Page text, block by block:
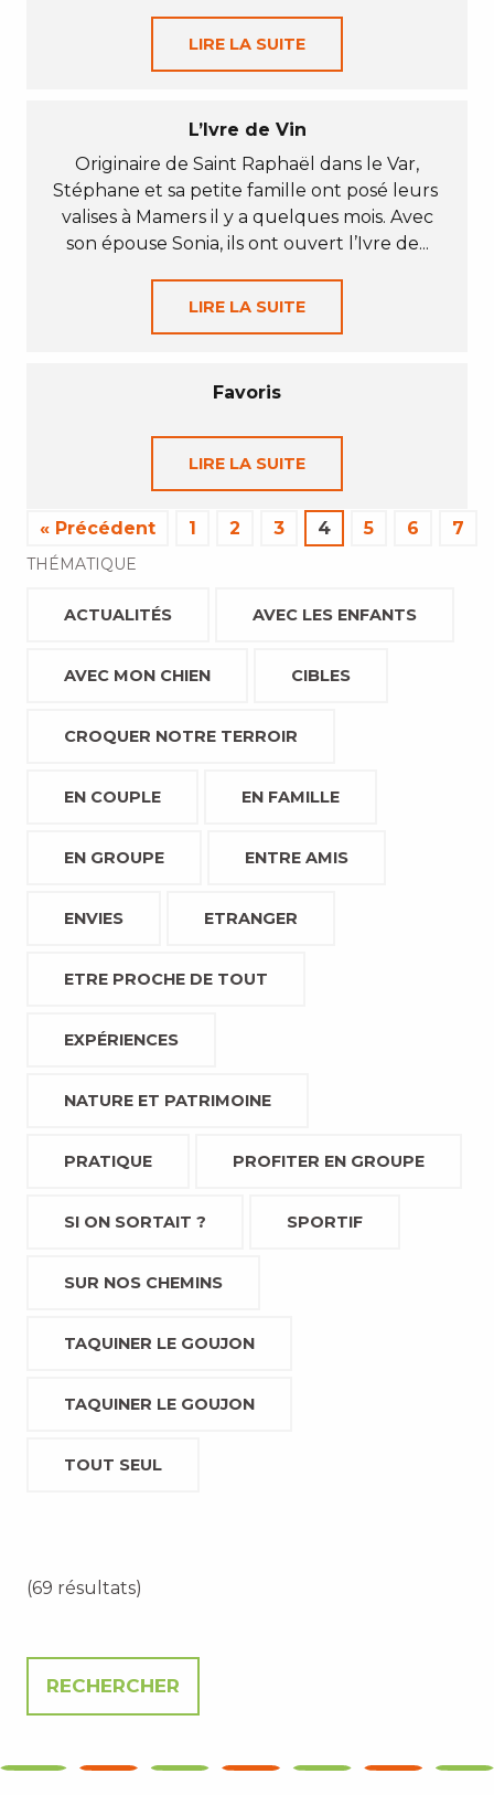
LIRE LA SUITE
L’Ivre de Vin
Originaire de Saint Raphaël dans le Var,
Stéphane et sa petite famille ont posé leurs
valises à Mamers il y a quelques mois. Avec
son épouse Sonia, ils ont ouvert l’Ivre de...
LIRE LA SUITE
Favoris
LIRE LA SUITE
« Précédent 1 2 3 4 5 6 7
THÉMATIQUE
ACTUALITÉS AVEC LES ENFANTS
AVEC MON CHIEN CIBLES
CROQUER NOTRE TERROIR
EN COUPLE EN FAMILLE
EN GROUPE ENTRE AMIS
ENVIES ETRANGER
ETRE PROCHE DE TOUT
EXPÉRIENCES
NATURE ET PATRIMOINE
PRATIQUE PROFITER EN GROUPE
SI ON SORTAIT ? SPORTIF
SUR NOS CHEMINS
TAQUINER LE GOUJON
TAQUINER LE GOUJON
TOUT SEUL
(69 résultats)